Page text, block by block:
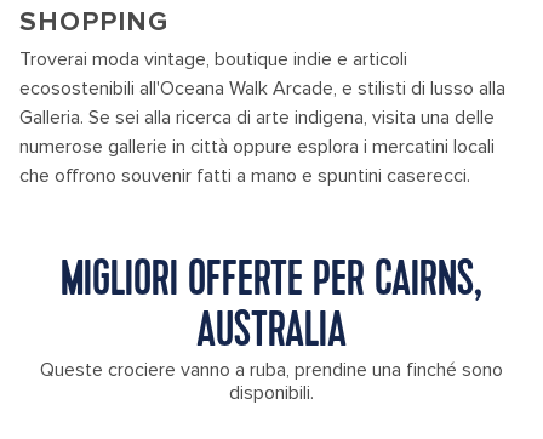
SHOPPING
Troverai moda vintage, boutique indie e articoli
ecosostenibili all'Oceana Walk Arcade, e stilisti di lusso alla
Galleria. Se sei alla ricerca di arte indigena, visita una delle
numerose gallerie in città oppure esplora i mercatini locali
che offrono souvenir fatti a mano e spuntini caserecci.
MIGLIORI OFFERTE PER CAIRNS,
AUSTRALIA
Queste crociere vanno a ruba, prendine una finché sono
disponibili.